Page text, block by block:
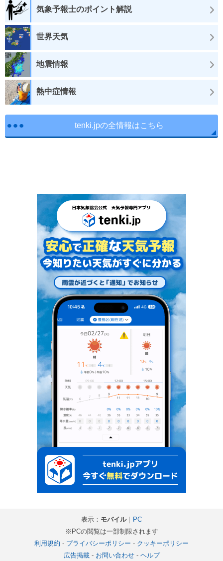
気象予報士のポイント解説
世界天気
地震情報
熱中症情報
tenki.jpの全情報はこちら
表示： モバイル｜ PC
※PCの閲覧は一部制限されます
利用規約 - プライバシーポリシー - クッキーポリシー
広告掲載- お問い合わせ- ヘルプ